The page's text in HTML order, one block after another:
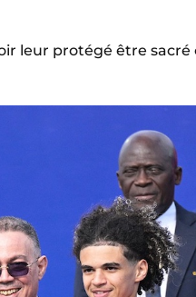
leur protégé être sacré